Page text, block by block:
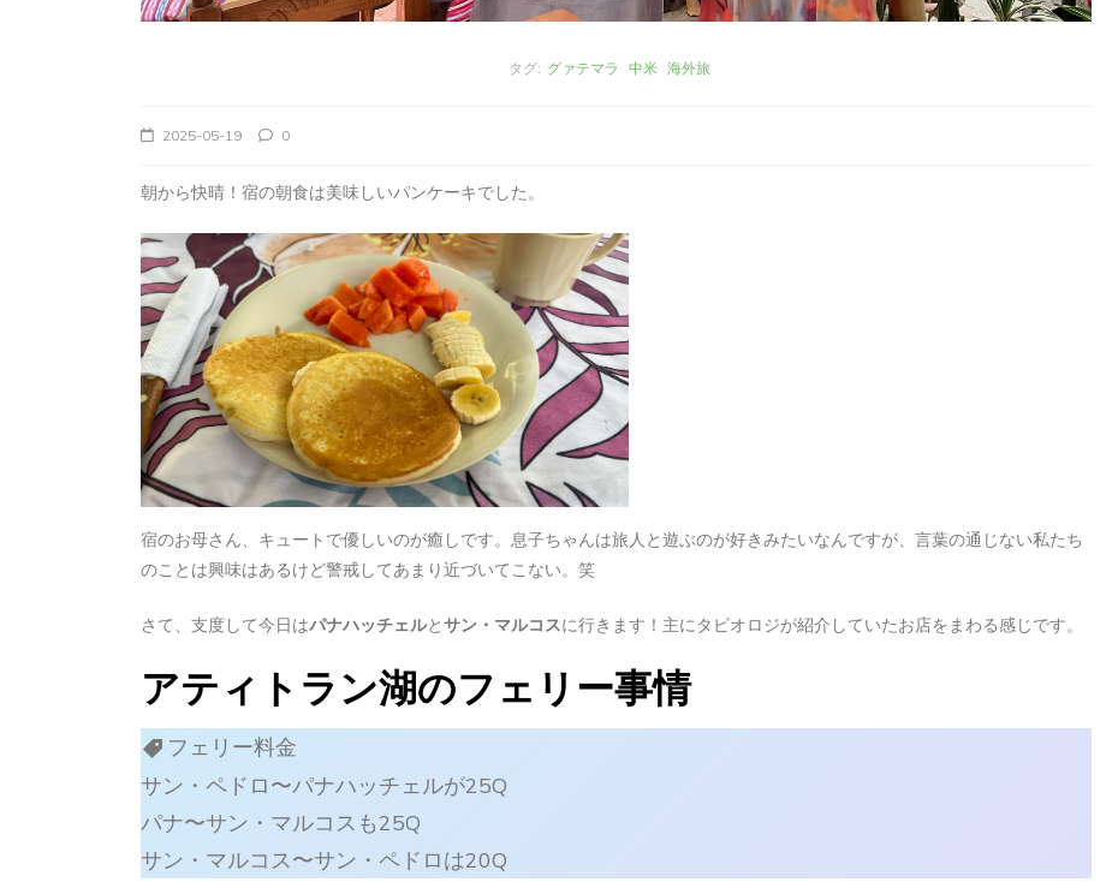
タグ: グァテマラ 中米 海外旅
2025-05-19 0
朝から快晴！宿の朝食は美味しいパンケーキでした。
宿のお母さん、キュートで優しいのが癒しです。息子ちゃんは旅人と遊ぶのが好きみたいなんですが、言葉の通じない私たち
のことは興味はあるけど警戒してあまり近づいてこない。笑
さて、支度して今日はパナハッチェルとサン・マルコスに行きます！主にタビオロジが紹介していたお店をまわる感じです。
アティトラン湖のフェリー事情
フェリー料金
サン・ペドロ〜パナハッチェルが25Q
パナ〜サン・マルコスも25Q
サン・マルコス〜サン・ペドロは20Q